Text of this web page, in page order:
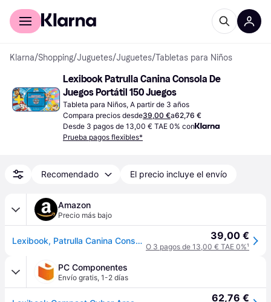
Comprar con Klarna
Klarna/Shopping/Juguetes/Juguetes/Tabletas para Niños
Lexibook Patrulla Canina Consola De
Juegos Portátil 150 Juegos
Tableta para Niños, A partir de 3 años
Compara precios desde39,00 €a62,76 €
Desde 3 pagos de 13,00 € TAE 0% con
Prueba pagos flexibles*
Recomendado El precio incluye el envío
Amazon
Precio más bajo
Lexibook, Patrulla Canina Consola Cyber Arcade, JL2367PA 39,00 €
O 3 pagos de 13,00 € TAE 0%¹
PC Componentes
Envío gratis, 1-2 días
62,76 €